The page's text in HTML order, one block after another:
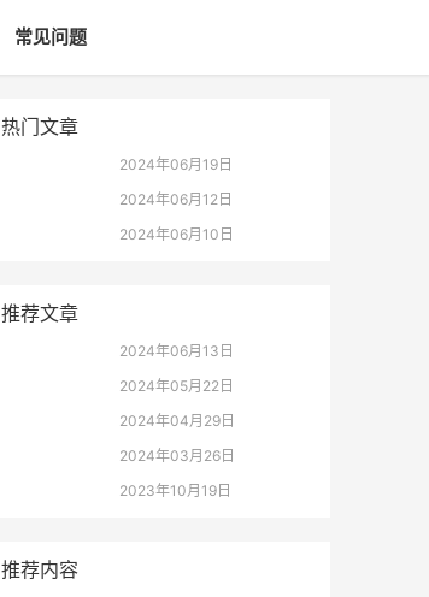
常见问题
热门文章
2024年06月19日
2024年06月12日
2024年06月10日
推荐文章
2024年06月13日
2024年05月22日
2024年04月29日
2024年03月26日
2023年10月19日
推荐内容